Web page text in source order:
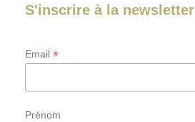
S'inscrire à la newsletter
Email *
Prénom